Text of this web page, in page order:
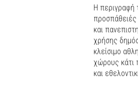
Η περιγραφή
και
χρήσης
κλείσιμο
χώρους κάτι
και